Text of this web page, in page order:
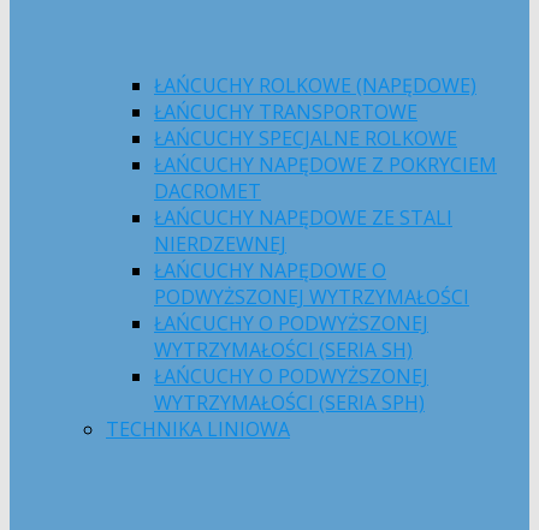
ŁAŃCUCHY ROLKOWE (NAPĘDOWE)
ŁAŃCUCHY TRANSPORTOWE
ŁAŃCUCHY SPECJALNE ROLKOWE
ŁAŃCUCHY NAPĘDOWE Z POKRYCIEM
DACROMET
ŁAŃCUCHY NAPĘDOWE ZE STALI
NIERDZEWNEJ
ŁAŃCUCHY NAPĘDOWE O
PODWYŻSZONEJ WYTRZYMAŁOŚCI
ŁAŃCUCHY O PODWYŻSZONEJ
WYTRZYMAŁOŚCI (SERIA SH)
ŁAŃCUCHY O PODWYŻSZONEJ
WYTRZYMAŁOŚCI (SERIA SPH)
TECHNIKA LINIOWA